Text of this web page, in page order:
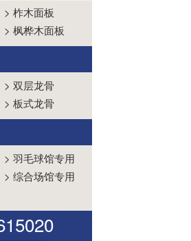
> 柞木面板
> 枫桦木面板
> 双层龙骨
> 板式龙骨
> 羽毛球馆专用
> 综合场馆专用